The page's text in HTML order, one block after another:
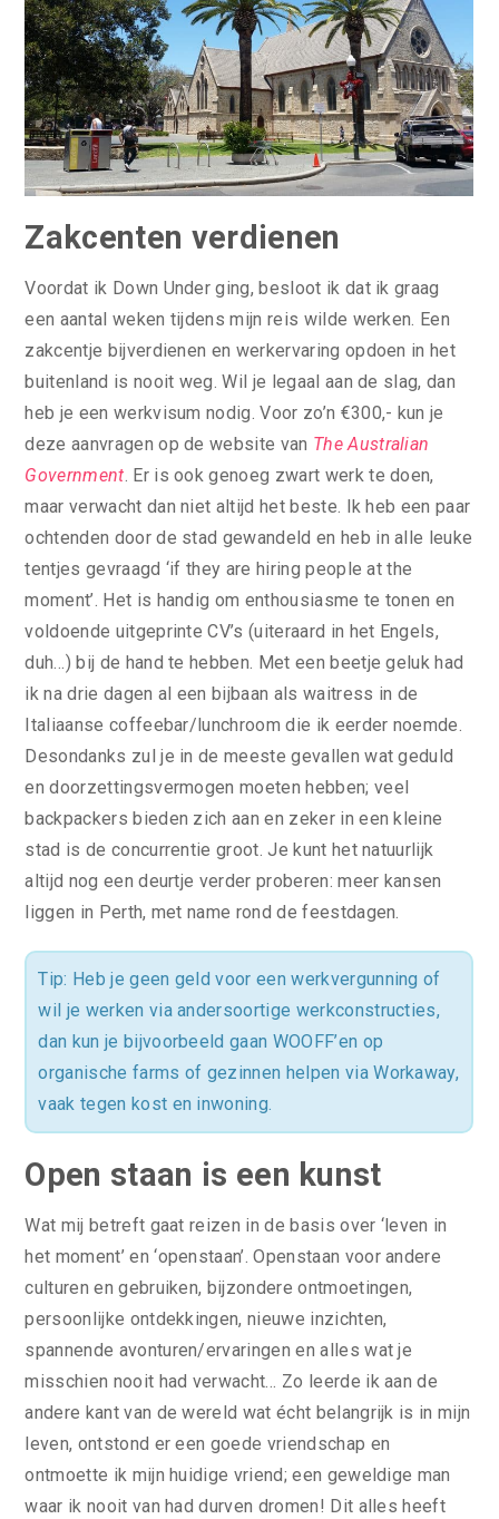
Zakcenten verdienen
Voordat ik Down Under ging, besloot ik dat ik graag
een aantal weken tijdens mijn reis wilde werken. Een
zakcentje bijverdienen en werkervaring opdoen in het
buitenland is nooit weg. Wil je legaal aan de slag, dan
heb je een werkvisum nodig. Voor zo’n €300,- kun je
deze aanvragen op de website van The Australian
Government . Er is ook genoeg zwart werk te doen,
maar verwacht dan niet altijd het beste. Ik heb een paar
ochtenden door de stad gewandeld en heb in alle leuke
tentjes gevraagd ‘if they are hiring people at the
moment’. Het is handig om enthousiasme te tonen en
voldoende uitgeprinte CV’s (uiteraard in het Engels,
duh…) bij de hand te hebben. Met een beetje geluk had
ik na drie dagen al een bijbaan als waitress in de
Italiaanse coffeebar/lunchroom die ik eerder noemde.
Desondanks zul je in de meeste gevallen wat geduld
en doorzettingsvermogen moeten hebben; veel
backpackers bieden zich aan en zeker in een kleine
stad is de concurrentie groot. Je kunt het natuurlijk
altijd nog een deurtje verder proberen: meer kansen
liggen in Perth, met name rond de feestdagen.
Tip: Heb je geen geld voor een werkvergunning of
wil je werken via andersoortige werkconstructies,
dan kun je bijvoorbeeld gaan WOOFF’en op
organische farms of gezinnen helpen via Workaway,
vaak tegen kost en inwoning.
Open staan is een kunst
Wat mij betreft gaat reizen in de basis over ‘leven in
het moment’ en ‘openstaan’. Openstaan voor andere
culturen en gebruiken, bijzondere ontmoetingen,
persoonlijke ontdekkingen, nieuwe inzichten,
spannende avonturen/ervaringen en alles wat je
misschien nooit had verwacht… Zo leerde ik aan de
andere kant van de wereld wat écht belangrijk is in mijn
leven, ontstond er een goede vriendschap en
ontmoette ik mijn huidige vriend; een geweldige man
waar ik nooit van had durven dromen! Dit alles heeft